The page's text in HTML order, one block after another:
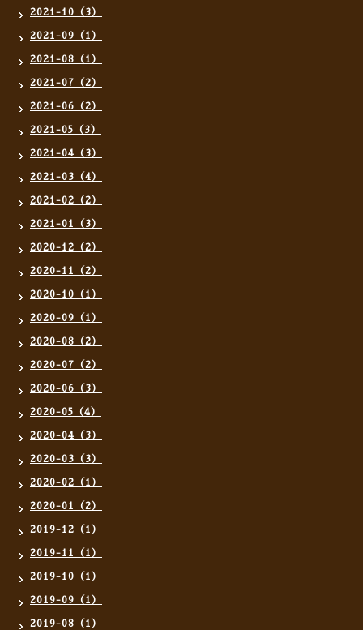
2021-10（3）
2021-09（1）
2021-08（1）
2021-07（2）
2021-06（2）
2021-05（3）
2021-04（3）
2021-03（4）
2021-02（2）
2021-01（3）
2020-12（2）
2020-11（2）
2020-10（1）
2020-09（1）
2020-08（2）
2020-07（2）
2020-06（3）
2020-05（4）
2020-04（3）
2020-03（3）
2020-02（1）
2020-01（2）
2019-12（1）
2019-11（1）
2019-10（1）
2019-09（1）
2019-08（1）